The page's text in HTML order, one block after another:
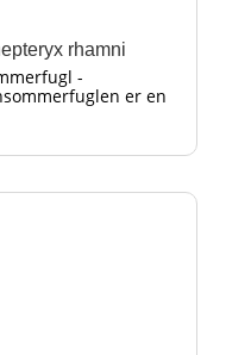
rhamni
-
er en